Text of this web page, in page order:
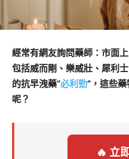
經常有網友詢問藥師：市面
包括威而剛、樂威壯、犀利
的抗早洩藥“必利勁”，這些
呢？
🔥 立